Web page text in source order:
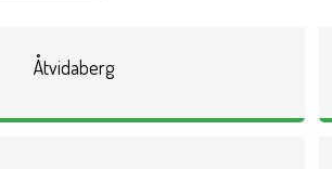
Åtvidaberg